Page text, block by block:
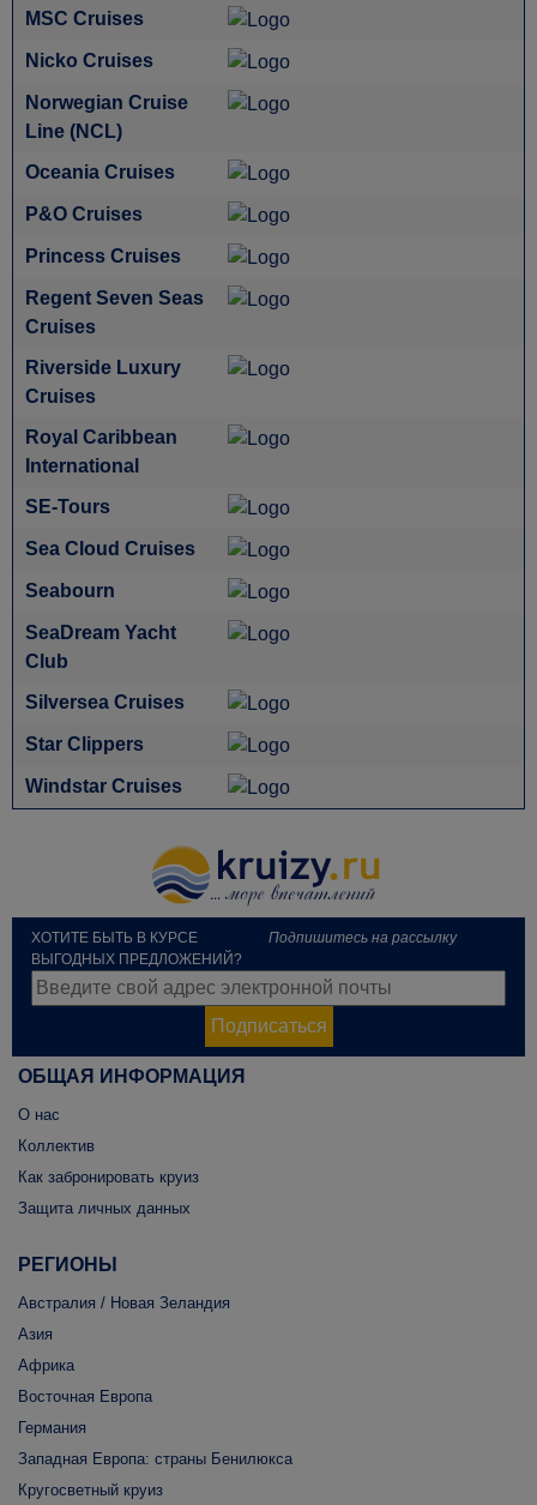
MSC Cruises
Nicko Cruises
Norwegian Cruise
Line (NCL)
Oceania Cruises
P&O Cruises
Princess Cruises
Regent Seven Seas
Cruises
Riverside Luxury
Cruises
Royal Caribbean
International
SE-Tours
Sea Cloud Cruises
Seabourn
SeaDream Yacht
Club
Silversea Cruises
Star Clippers
Windstar Cruises
ХОТИТЕ БЫТЬ В КУРСЕ
ВЫГОДНЫХ ПРЕДЛОЖЕНИЙ?
Подпишитесь на рассылку
Подписаться
ОБЩАЯ ИНФОРМАЦИЯ
О нас
Коллектив
Как забронировать круиз
Защита личных данных
РЕГИОНЫ
Австралия / Новая Зеландия
Азия
Африка
Восточная Европа
Германия
Западная Европа: страны Бенилюкса
Кругосветный круиз